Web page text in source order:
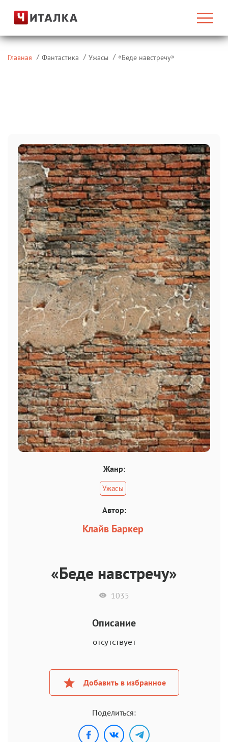
Главная Фантастика Ужасы «Беде навстречу»
Жанр:
Ужасы
Автор:
Клайв Баркер
«Беде навстречу»
1035
Описание
отсутствует
Добавить в избранное
Поделиться: